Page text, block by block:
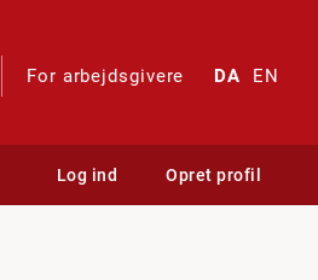
For arbejdsgivere DA EN
Log ind Opret profil